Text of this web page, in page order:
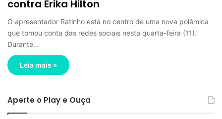
contra Erika Hilton
O apresentador Ratinho está no centro de uma nova polêmica
que tomou conta das redes sociais nesta quarta-feira (11).
Durante…
Leia mais »
Aperte o Play e Ouça